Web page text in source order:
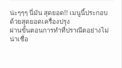
น่ะๆๆๆ นี่มัน สุดยอด!! เมนูนี้ประกอบ
ด้วยสุดยอดเครื่องปรุง
ผ่านขั้นตอนการทำที่ปราณีตอย่างไม่
น่าเชื่อ